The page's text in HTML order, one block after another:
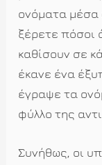
ονόματα μέσα
ξέρετε πόσοι
καθίσουν σε
έκανε ένα
έγραψε τα
φύλλο της
Συνήθως, οι